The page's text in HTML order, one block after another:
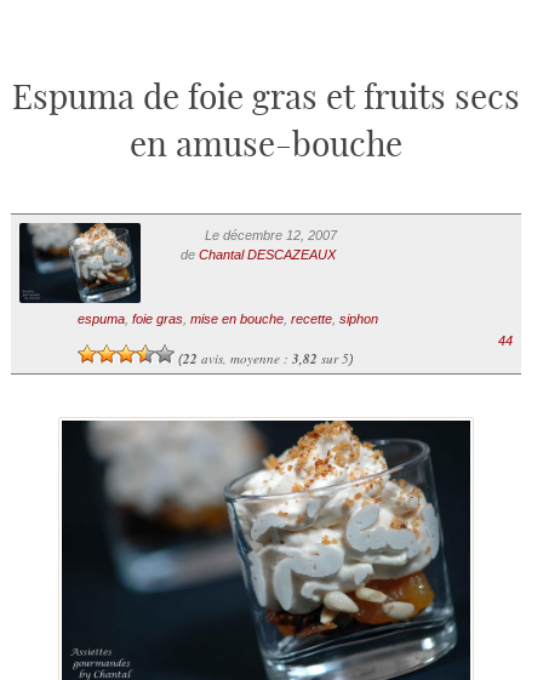
Espuma de foie gras et fruits secs
en amuse-bouche
Le décembre 12, 2007
de Chantal DESCAZEAUX
espuma, foie gras, mise en bouche, recette, siphon
(22 avis, moyenne : 3,82 sur 5)
44